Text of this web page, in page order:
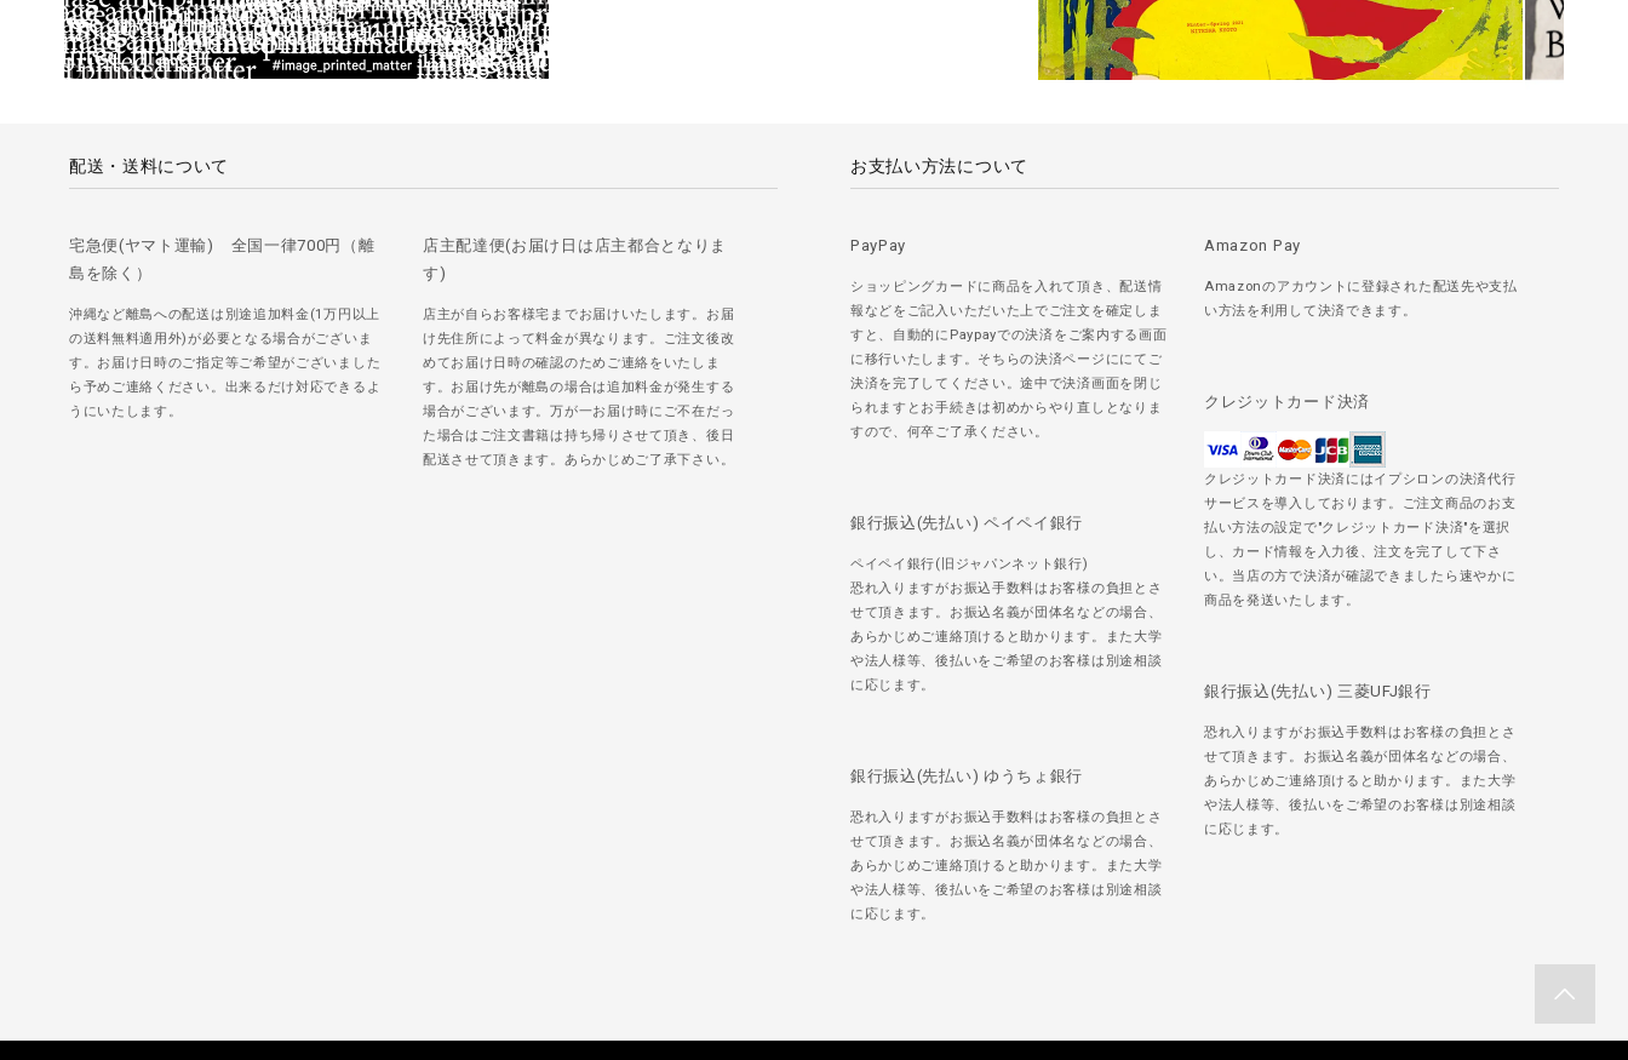
配送・送料について
宅急便(ヤマト運輸) 全国一律700円（離
島を除く）
沖縄など離島への配送は別途追加料金(1万円以上
の送料無料適用外)が必要となる場合がございま
す。お届け日時のご指定等ご希望がございました
ら予めご連絡ください。出来るだけ対応できるよ
うにいたします。
店主配達便(お届け日は店主都合となりま
す)
店主が自らお客様宅までお届けいたします。お届
け先住所によって料金が異なります。ご注文後改
めてお届け日時の確認のためご連絡をいたしま
す。お届け先が離島の場合は追加料金が発生する
場合がございます。万が一お届け時にご不在だっ
た場合はご注文書籍は持ち帰りさせて頂き、後日
配送させて頂きます。あらかじめご了承下さい。
お支払い方法について
PayPay
ショッピングカードに商品を入れて頂き、配送情
報などをご記入いただいた上でご注文を確定しま
すと、自動的にPaypayでの決済をご案内する画面
に移行いたします。そちらの決済ページににてご
決済を完了してください。途中で決済画面を閉じ
られますとお手続きは初めからやり直しとなりま
すので、何卒ご了承ください。
Amazon Pay
Amazonのアカウントに登録された配送先や支払
い方法を利用して決済できます。
クレジットカード決済
クレジットカード決済にはイプシロンの決済代行
サービスを導入しております。ご注文商品のお支
払い方法の設定で"クレジットカード決済"を選択
し、カード情報を入力後、注文を完了して下さ
い。当店の方で決済が確認できましたら速やかに
商品を発送いたします。
銀行振込(先払い) ペイペイ銀行
ペイペイ銀行(旧ジャパンネット銀行)
恐れ入りますがお振込手数料はお客様の負担とさ
せて頂きます。お振込名義が団体名などの場合、
あらかじめご連絡頂けると助かります。また大学
や法人様等、後払いをご希望のお客様は別途相談
に応じます。
銀行振込(先払い) 三菱UFJ銀行
恐れ入りますがお振込手数料はお客様の負担とさ
せて頂きます。お振込名義が団体名などの場合、
あらかじめご連絡頂けると助かります。また大学
や法人様等、後払いをご希望のお客様は別途相談
に応じます。
銀行振込(先払い) ゆうちょ銀行
恐れ入りますがお振込手数料はお客様の負担とさ
せて頂きます。お振込名義が団体名などの場合、
あらかじめご連絡頂けると助かります。また大学
や法人様等、後払いをご希望のお客様は別途相談
に応じます。